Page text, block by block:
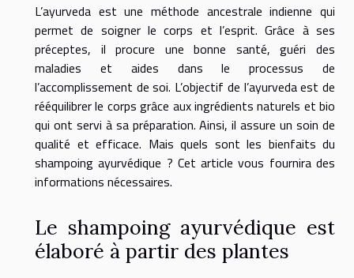
L’ayurveda est une méthode ancestrale indienne qui
permet de soigner le corps et l’esprit. Grâce à ses
préceptes, il procure une bonne santé, guéri des
maladies et aides dans le processus de
l’accomplissement de soi. L’objectif de l’ayurveda est de
rééquilibrer le corps grâce aux ingrédients naturels et bio
qui ont servi à sa préparation. Ainsi, il assure un soin de
qualité et efficace. Mais quels sont les bienfaits du
shampoing ayurvédique ? Cet article vous fournira des
informations nécessaires.
Le shampoing ayurvédique est
élaboré à partir des plantes